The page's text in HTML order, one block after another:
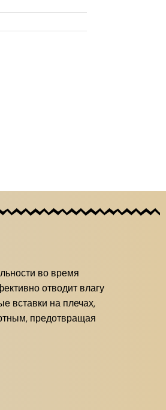
во время
отводит влагу
вставки на плечах,
предотвращая